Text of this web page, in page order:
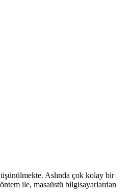
Aslında çok kolay bir
ile, masaüstü bilgisayarlardan